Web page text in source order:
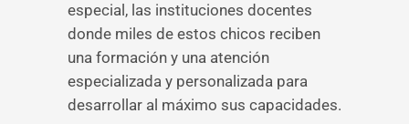
especial, las instituciones docentes
donde miles de estos chicos reciben
una formación y una atención
especializada y personalizada para
desarrollar al máximo sus capacidades.